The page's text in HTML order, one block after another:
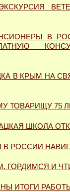
В
В КРЫМ НА
ТОВАРИЩУ 75
ШКОЛА
В РОССИИ
ГОРДИМСЯ И
ИТОГИ